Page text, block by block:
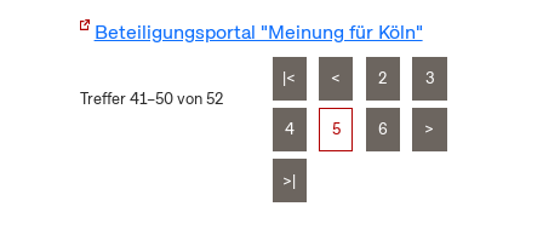
Beteiligungsportal "Meinung für Köln"
Treffer 41–50 von 52
|< < 2 3
4 5 6 >
>|